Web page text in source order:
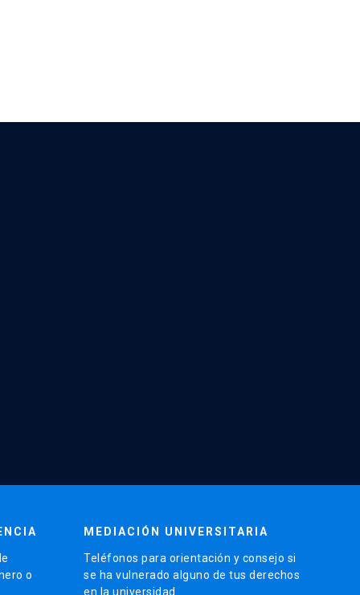
o
MEDIACIÓN UNIVERSITARIA
Teléfonos para orientación y consejo si
se ha vulnerado alguno de tus derechos
en la universidad.